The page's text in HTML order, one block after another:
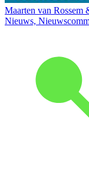
Maarten van Rossem
Nieuws,